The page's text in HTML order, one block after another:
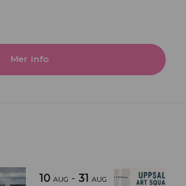
Mer info
10 AUG -31 AUG